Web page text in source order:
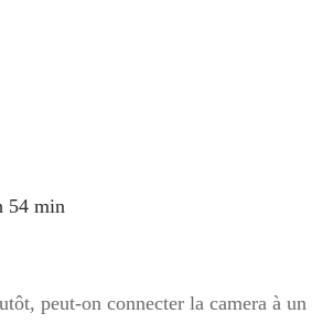
54 min
peut-on connecter la camera à un